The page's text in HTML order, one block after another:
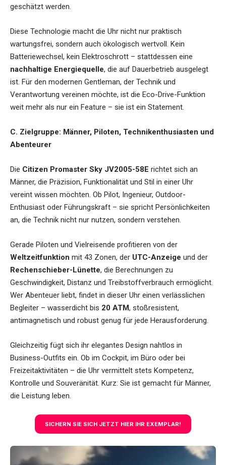
geschätzt werden.
Diese Technologie macht die Uhr nicht nur praktisch
wartungsfrei, sondern auch ökologisch wertvoll. Kein
Batteriewechsel, kein Elektroschrott – stattdessen eine
nachhaltige Energiequelle, die auf Dauerbetrieb ausgelegt
ist. Für den modernen Gentleman, der Technik und
Verantwortung vereinen möchte, ist die Eco-Drive-Funktion
weit mehr als nur ein Feature – sie ist ein Statement.
C. Zielgruppe: Männer, Piloten, Technikenthusiasten und
Abenteurer
Die Citizen Promaster Sky JV2005-58E richtet sich an
Männer, die Präzision, Funktionalität und Stil in einer Uhr
vereint wissen möchten. Ob Pilot, Ingenieur, Outdoor-
Enthusiast oder Führungskraft – sie spricht Persönlichkeiten
an, die Technik nicht nur nutzen, sondern verstehen.
Gerade Piloten und Vielreisende profitieren von der
Weltzeitfunktion mit 43 Zonen, der UTC-Anzeige und der
Rechenschieber-Lünette, die Berechnungen zu
Geschwindigkeit, Distanz und Treibstoffverbrauch ermöglicht.
Wer Abenteuer liebt, findet in dieser Uhr einen verlässlichen
Begleiter – wasserdicht bis 20 ATM, stoßresistent,
antimagnetisch und robust genug für jede Herausforderung.
Gleichzeitig fügt sich ihr elegantes Design nahtlos in
Business-Outfits ein. Ob im Cockpit, im Büro oder bei
Freizeitaktivitäten – die Uhr vermittelt stets Kompetenz,
Kontrolle und Souveränität. Kurz: Sie ist gemacht für Männer,
die Leistung leben.
SICHERN SIE SICH JETZT HIER IHR EXEMPLAR!